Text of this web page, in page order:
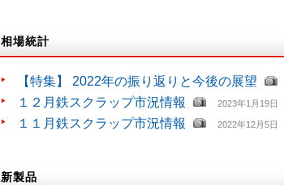
相場統計
【特集】 2022年の振り返りと今後の展望
１２月鉄スクラップ市況情報 2023年1月19日
１１月鉄スクラップ市況情報 2022年12月5日
新製品